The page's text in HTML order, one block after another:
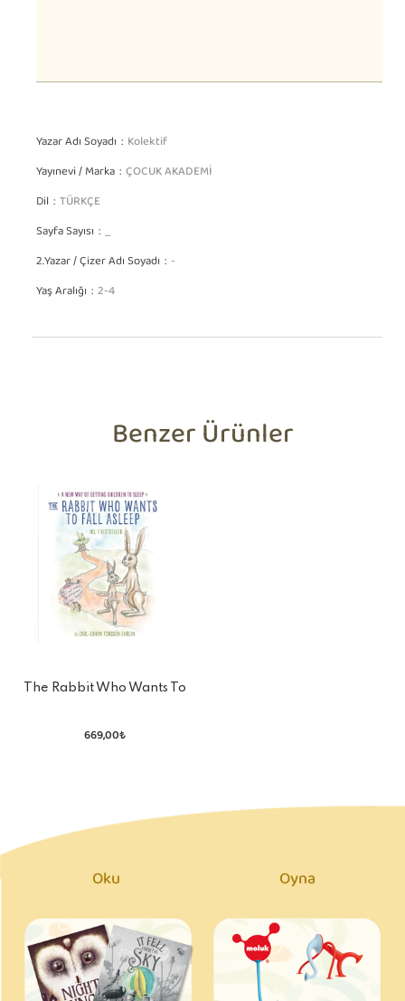
Yazar Adı Soyadı Kolektif
Yayınevi / Marka ÇOCUK AKADEMİ
Dil TÜRKÇE
Sayfa Sayısı _
2.Yazar / Çizer Adı Soyadı -
Yaş Aralığı 2-4
Benzer Ürünler
The Rabbit Who Wants To
669,00₺
Oku Oyna